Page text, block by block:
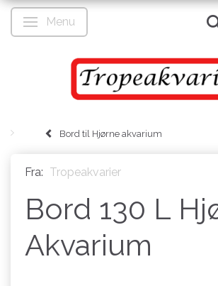
Skifte navigation
Menu
Bord til Hjørne akvarium
Fra: Tropeakvarier
Bord 130 L
Akvarium